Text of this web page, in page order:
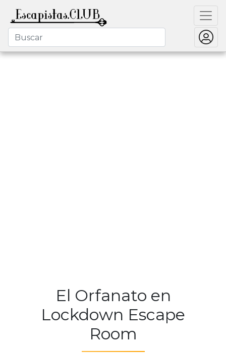
El Orfanato en
Lockdown Escape
Room